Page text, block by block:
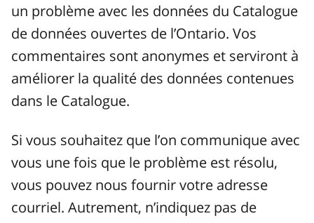
un problème avec les données du Catalogue
de données ouvertes de l’Ontario. Vos
commentaires sont anonymes et serviront à
améliorer la qualité des données contenues
dans le Catalogue.
Si vous souhaitez que l’on communique avec
vous une fois que le problème est résolu,
vous pouvez nous fournir votre adresse
courriel. Autrement, n’indiquez pas de